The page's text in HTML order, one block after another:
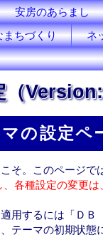
安房のあらまし
まちづくり ネ
Version:
の設定ペ
そ。このページ
、各種設定の変更
用するには「ＤＢ
テーマの初期状